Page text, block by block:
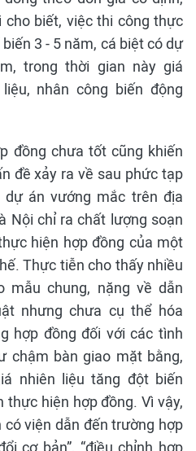
cho biết, việc thi công thực
3 - 5 năm, cá biệt có dự
trong thời gian này giá
nhân công biến động
đồng chưa tốt cũng khiến
đề xảy ra về sau phức tạp
dự án vướng mắc trên địa
Nội chỉ ra chất lượng soạn
hiện hợp đồng của một
Thực tiễn cho thấy nhiều
mẫu chung, nặng về dẫn
nhưng chưa cụ thể hóa
hợp đồng đối với các tình
chậm bàn giao mặt bằng,
nhiên liệu tăng đột biến
thực hiện hợp đồng. Vì vậy,
có viện dẫn đến trường hợp
cơ bản”, “điều chỉnh hợp